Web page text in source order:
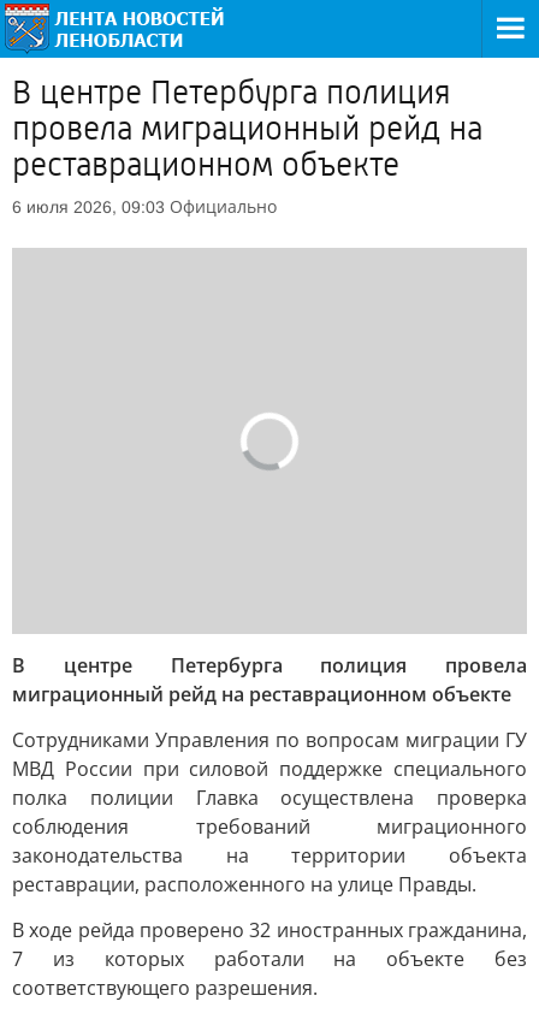
В центре Петербурга полиция
провела миграционный рейд на
реставрационном объекте
6 июля 2026, 09:03 Официально
В центре Петербурга полиция провела
миграционный рейд на реставрационном объекте
Сотрудниками Управления по вопросам миграции ГУ
МВД России при силовой поддержке специального
полка полиции Главка осуществлена проверка
соблюдения требований миграционного
законодательства на территории объекта
реставрации, расположенного на улице Правды.
В ходе рейда проверено 32 иностранных гражданина,
7 из которых работали на объекте без
соответствующего разрешения.